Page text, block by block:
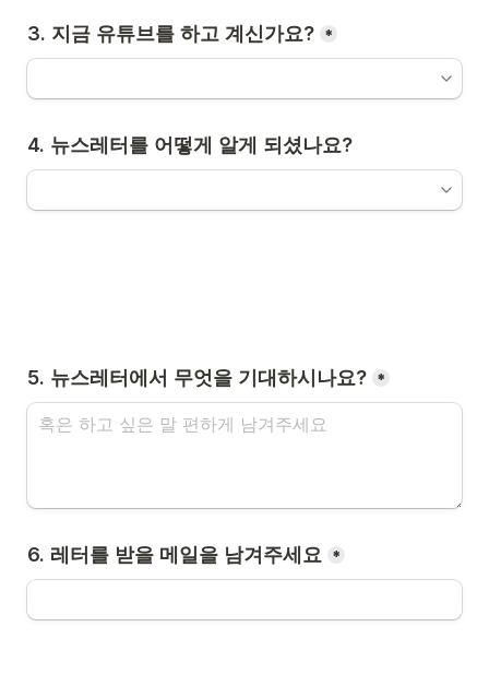
3. 지금 유튜브를 하고 계신가요? *
4. 뉴스레터를 어떻게 알게 되셨나요?
*
6. 레터를 받을 메일을 남겨주세요 *